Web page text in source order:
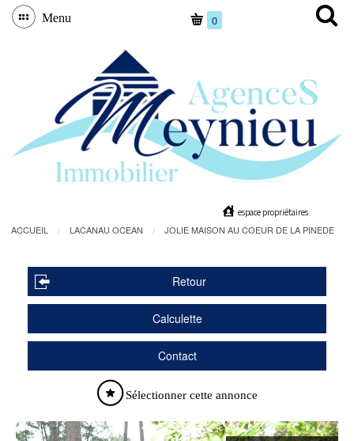
Menu 0
espace propriétaires
ACCUEIL
LACANAU OCEAN JOLIE MAISON AU COEUR DE LA PINEDE
Retour
Calculette
Contact
Sélectionner cette annonce